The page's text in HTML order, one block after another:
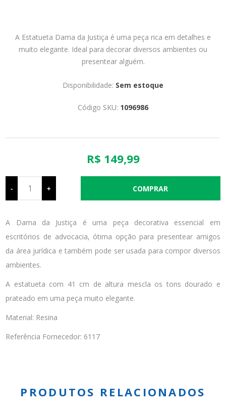
A Estatueta Dama da Justiça é uma peça rica em detalhes e
muito elegante. Ideal para decorar diversos ambientes ou
presentear alguém.
Disponibilidade: Sem estoque
Código SKU: 1096986
R$ 149,99
- +
A Dama da Justiça é uma peça decorativa essencial em
escritórios de advocacia, ótima opção para presentear amigos
da área jurídica e também pode ser usada para compor diversos
ambientes.
A estatueta com 41 cm de altura mescla os tons dourado e
prateado em uma peça muito elegante.
Material: Resina
Referência Fornecedor: 6117
PRODUTOS RELACIONADOS